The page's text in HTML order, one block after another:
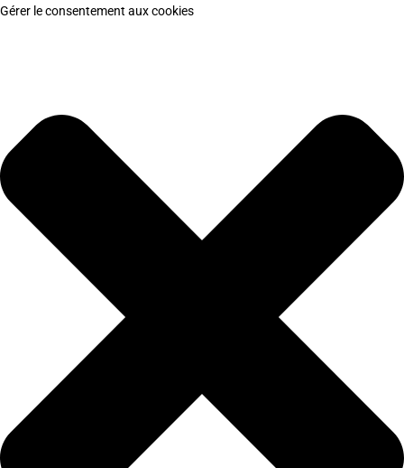
Gérer le consentement aux cookies